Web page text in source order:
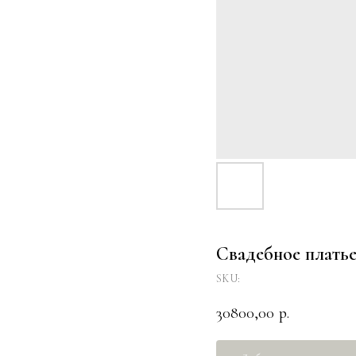
Свадебное платье
SKU:
30800,00 р.